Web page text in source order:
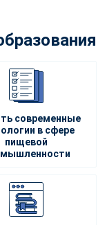
современные
в сфере
пищевой